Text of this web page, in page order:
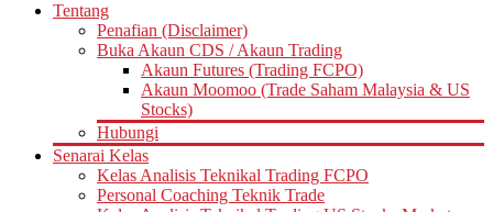
Tentang
Penafian (Disclaimer)
Buka Akaun CDS / Akaun Trading
Akaun Futures (Trading FCPO)
Akaun Moomoo (Trade Saham Malaysia & US
Stocks)
Hubungi
Senarai Kelas
Kelas Analisis Teknikal Trading FCPO
Personal Coaching Teknik Trade